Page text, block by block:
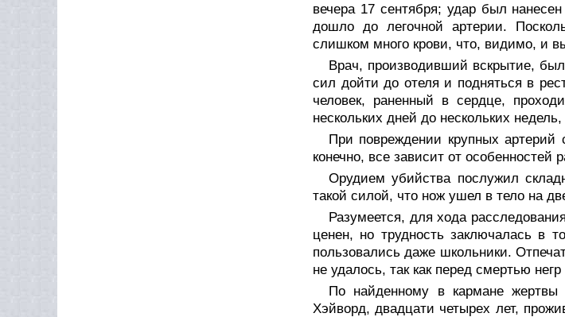
вечера 17 сентября; удар был
дошло до легочной артерии.
слишком много крови, что, видимо, и
Врач, производивший вскрытие,
сил дойти до отеля и подняться в
человек, раненный в сердце,
нескольких дней до нескольких
При повреждении крупных артерий
конечно, все зависит от особенностей
Орудием убийства послужил
такой силой, что нож ушел в тело на
Разумеется, для хода
ценен, но трудность заключалась в
пользовались даже школьники.
не удалось, так как перед смертью
По найденному в кармане жертвы
Хэйворд, двадцати четырех лет,